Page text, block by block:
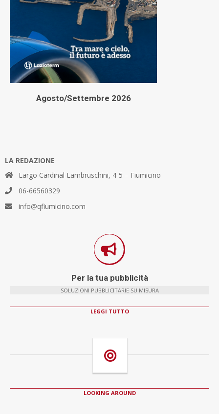
Agosto/Settembre 2026
LA REDAZIONE
Largo Cardinal Lambruschini, 4-5 – Fiumicino
06-66560329
info@qfiumicino.com
Per la tua pubblicità
SOLUZIONI PUBBLICITARIE SU MISURA
LEGGI TUTTO
LOOKING AROUND